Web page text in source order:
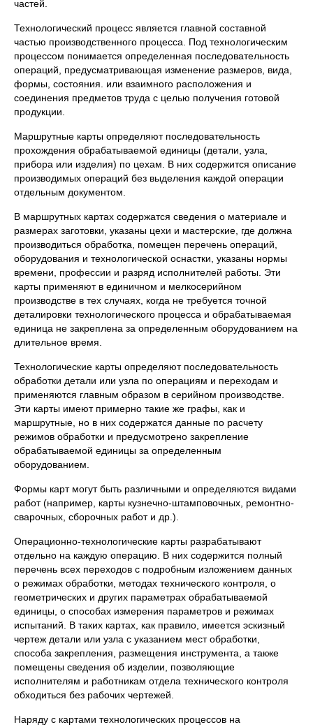
частей.
Технологический процесс является главной со­ставной
частью производственного процесса. Под технологическим
процессом понимается определенная последовательность
операций, предусматривающая изменение размеров, вида,
формы, состояния. или взаимного расположения и
соединения предметов труда с целью получения готовой
продукции.
Маршрутные карты определяют последовательность
прохождения обрабатываемой единицы (детали, узла,
прибора или изделия) по цехам. В них содержится описание
производимых опера­ций без выделения каждой операции
отдельным документом.
В маршрутных картах содержатся сведения о материале и
раз­мерах заготовки, указаны цехи и мастерские, где должна
производиться обработка, помещен перечень операций,
оборудования и технологи­ческой оснастки, указаны нормы
времени, профессии и разряд испол­нителей работы. Эти
карты применяют в единичном и мелкосерийном
производстве в тех случаях, когда не требуется точной
деталировки технологического процесса и обрабатываемая
единица не закреплена за определенным оборудованием на
длительное время.
Технологические карты определяют последователь­ность
обработки детали или узла по операциям и переходам и
приме­няются главным образом в серийном производстве.
Эти карты имеют примерно такие же графы, как и
маршрутные, но в них содержатся данные по расчету
режимов обработки и предусмотрено закрепление
обрабатываемой единицы за определенным
оборудованием.
Формы карт могут быть различными и определяются видами
работ (например, карты кузнечно-штамповочных, ремонтно-
сварочных, сбо­рочных работ и др.).
Операционно-технологические карты разра­батывают
отдельно на каждую операцию. В них содержится полный
перечень всех переходов с подробным изложением данных
о режимах обработки, методах технического контроля, о
геометрических и других параметрах обрабатываемой
единицы, о способах измерения парамет­ров и режимах
испытаний. В таких картах, как правило, имеется эскиз­ный
чертеж детали или узла с указанием мест обработки,
способа зак­репления, размещения инструмента, а также
помещены сведения об изделии, позволяющие
исполнителям и работникам отдела техниче­ского контроля
обходиться без рабочих чертежей.
Наряду с картами технологических процессов на